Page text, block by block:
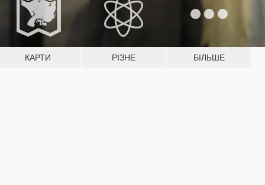
КАРТИ РІЗНЕ БІЛЬШЕ